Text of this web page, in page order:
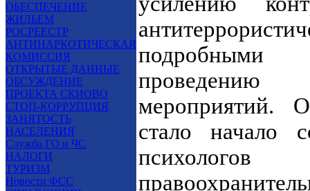
ОБЕСПЕЧЕНИЕ
ЖИЛЬЕМ
РОСРЕЕСТР
АНТИНАРКОТИЧЕСКАЯ
КОМИССИЯ
ОТКРЫТЫЕ ДАННЫЕ
ОБСУЖДЕНИЕ
ПРОЕКТА СКИОВО
СТОП-КОРРУПЦИЯ
ЗАНЯТОСТЬ
НАСЕЛЕНИЯ
Служба ГО и ЧС
НАЛОГИ
ТУРИЗМ
Новости ФСС
подробными
проведению
мероприятий.
стало начало